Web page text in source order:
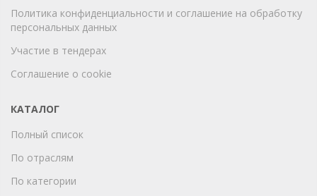
Политика конфиденциальности и соглашение на обработку
персональных данных
Участие в тендерах
Соглашение о cookie
КАТАЛОГ
Полный список
По отраслям
По категории